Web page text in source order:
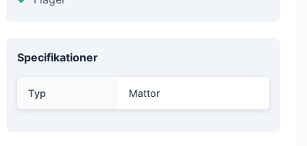
Specifikationer
Typ Mattor